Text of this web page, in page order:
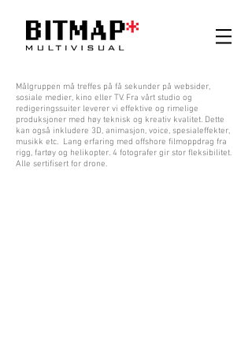
Målgruppen må treffes på få sekunder på websider,
sosiale medier, kino eller TV. Fra vårt studio og
redigeringssuiter leverer vi effektive og rimelige
produksjoner med høy teknisk og kreativ kvalitet. Dette
kan også inkludere 3D, animasjon, voice, spesialeffekter,
musikk etc. Lang erfaring med offshore filmoppdrag fra
rigg, fartøy og helikopter. 4 fotografer gir stor fleksibilitet.
Alle sertifisert for drone.